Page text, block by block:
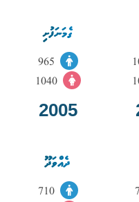
ގެމަނަފުށި
1040
2005
ދެއްވަދޫ
710